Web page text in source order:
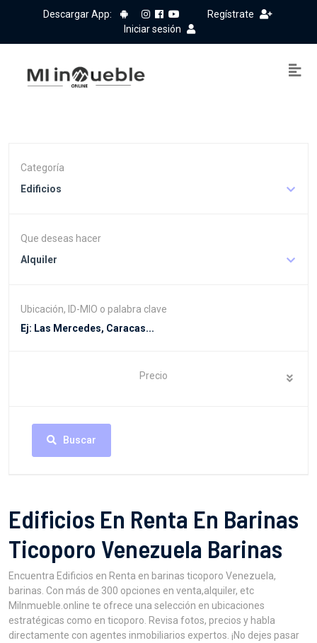
Descargar App:
Regístrate
Iniciar sesión
Categoría
Edificios
Que deseas hacer
Alquiler
Ubicación, ID-MIO o palabra clave
Precio
Buscar
Edificios En Renta En Barinas
Ticoporo Venezuela Barinas
Encuentra Edificios en Renta en barinas ticoporo Venezuela,
barinas. Con más de 300 opciones en venta,alquiler, etc
MiInmueble.online te ofrece una selección en ubicaciones
estratégicas como en ticoporo. Revisa fotos, precios y habla
directamente con agentes inmobiliarios expertos. ¡No dejes pasar